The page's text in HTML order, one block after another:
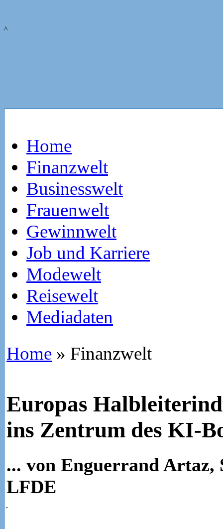
^
Home
Finanzwelt
Businesswelt
Frauenwelt
Gewinnwelt
Job und Karriere
Modewelt
Reisewelt
Mediadaten
Home » Finanzwelt
Europas
ins Zentrum des KI-
... von Enguerrand Artaz,
LFDE